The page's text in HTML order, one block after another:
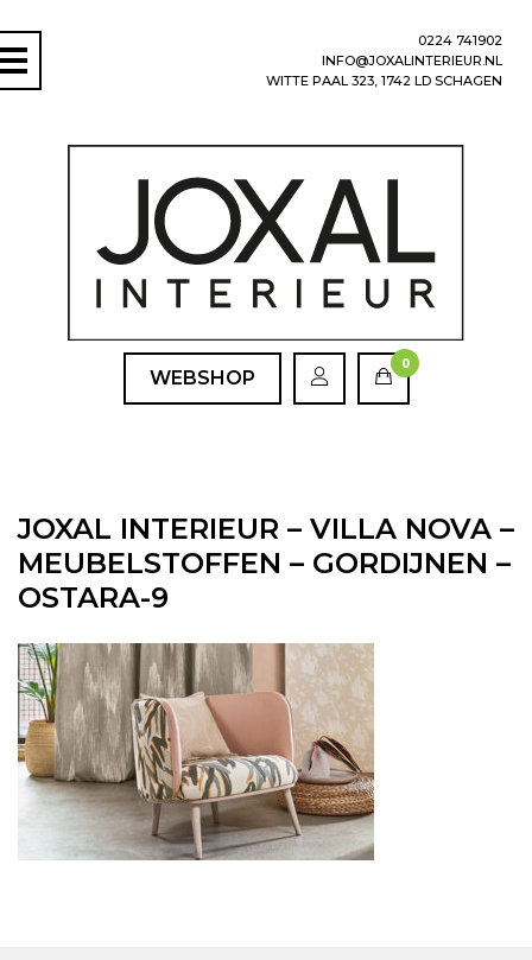
0224 741902
INFO@JOXALINTERIEUR.NL
WITTE PAAL 323, 1742 LD SCHAGEN
WEBSHOP
0
JOXAL INTERIEUR – VILLA NOVA –
MEUBELSTOFFEN – GORDIJNEN –
OSTARA-9